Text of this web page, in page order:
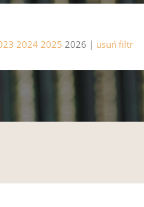
2024 2025 2026 | usuń filtr